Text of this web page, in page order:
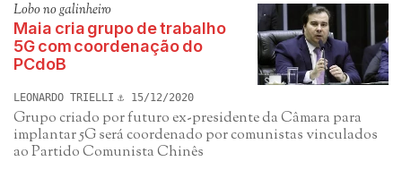
Lobo no galinheiro
Maia cria grupo de trabalho
5G com coordenação do
PCdoB
LEONARDO TRIELLI 15/12/2020
Grupo criado por futuro ex-presidente da Câmara para
implantar 5G será coordenado por comunistas vinculados
ao Partido Comunista Chinês